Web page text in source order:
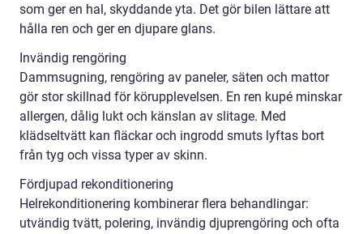
som ger en hal, skyddande yta. Det gör bilen lättare att
hålla ren och ger en djupare glans.
Invändig rengöring
Dammsugning, rengöring av paneler, säten och mattor
gör stor skillnad för körupplevelsen. En ren kupé minskar
allergen, dålig lukt och känslan av slitage. Med
klädseltvätt kan fläckar och ingrodd smuts lyftas bort
från tyg och vissa typer av skinn.
Fördjupad rekonditionering
Helrekonditionering kombinerar flera behandlingar:
utvändig tvätt, polering, invändig djuprengöring och ofta